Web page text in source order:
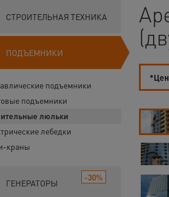
СТРОИТЕЛЬНАЯ ТЕХНИКА
ПОДЪЕМНИКИ
подъемники
подъемники
люльки
лебедки
краны
ГЕНЕРАТОРЫ
-30%